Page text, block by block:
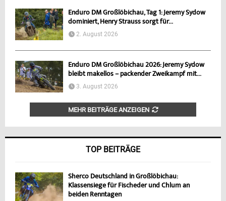
Enduro DM Großlöbichau, Tag 1: Jeremy Sydow
dominiert, Henry Strauss sorgt für...
2. August 2026
Enduro DM Großlöbichau 2026: Jeremy Sydow
bleibt makellos – packender Zweikampf mit...
3. August 2026
MEHR BEITRÄGE ANZEIGEN
TOP BEITRÄGE
Sherco Deutschland in Großlöbichau:
Klassensiege für Fischeder und Chlum an
beiden Renntagen